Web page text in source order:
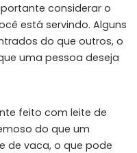
considerar o
está servindo. Alguns
do que outros, o
uma pessoa deseja
feito com leite de
do que um
de vaca, o que pode